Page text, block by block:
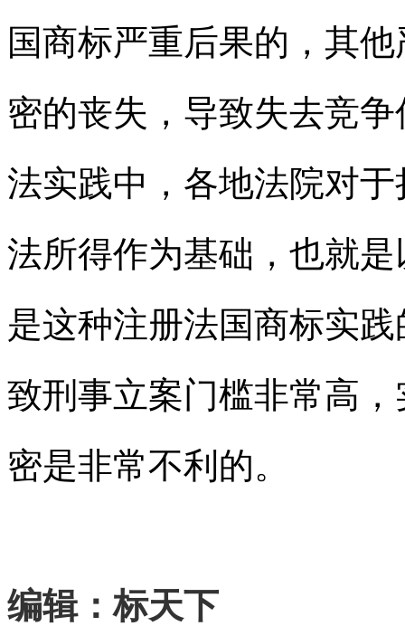
国商标严重后果的，其
密的丧失，导致失去竞
法实践中，各地法院对
法所得作为基础，也就
是这种注册法国商标实
致刑事立案门槛非常高
密是非常不利的。
编辑：标天下